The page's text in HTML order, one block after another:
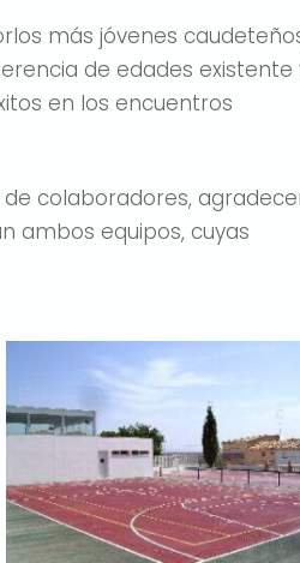
más jóvenes
de edades existente
en los encuentros
colaboradores,
ambos equipos, cuyas